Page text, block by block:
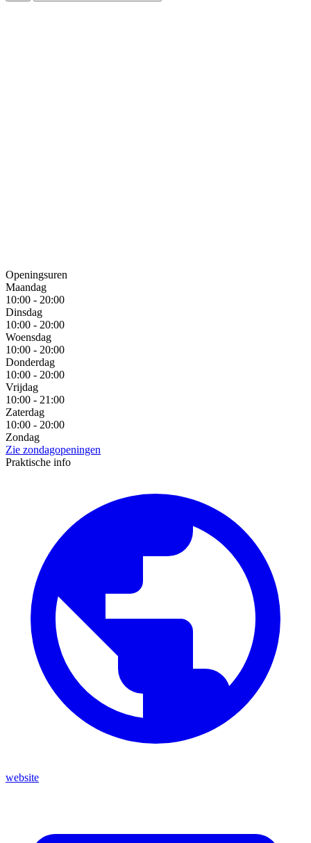
Openingsuren
Maandag
10:00 - 20:00
Dinsdag
10:00 - 20:00
Woensdag
10:00 - 20:00
Donderdag
10:00 - 20:00
Vrijdag
10:00 - 21:00
Zaterdag
10:00 - 20:00
Zondag
Zie zondagopeningen
Praktische info
website